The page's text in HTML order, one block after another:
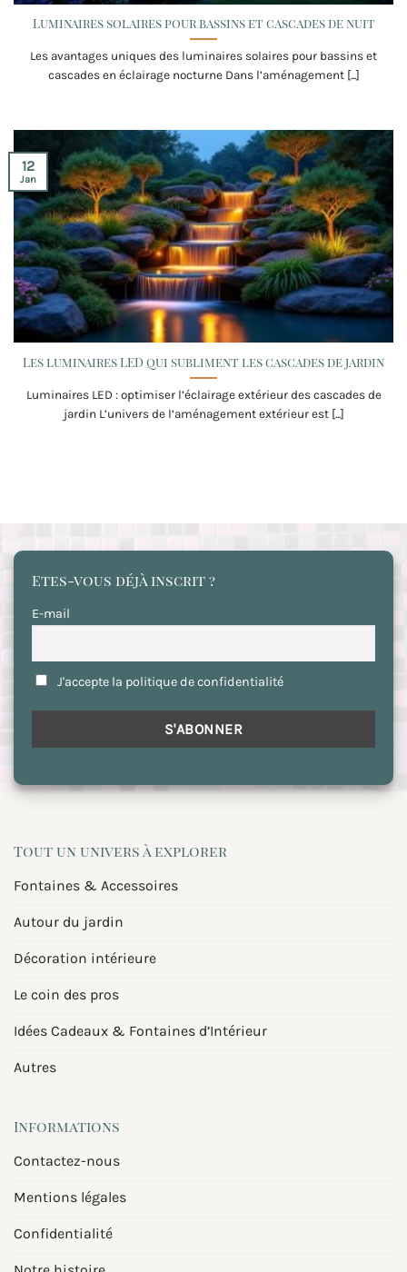
Luminaires solaires pour bassins et cascades de nuit
Les avantages uniques des luminaires solaires pour bassins et
cascades en éclairage nocturne Dans l’aménagement [...]
Les luminaires LED qui subliment les cascades de jardin
Luminaires LED : optimiser l’éclairage extérieur des cascades de
jardin L’univers de l’aménagement extérieur est [...]
12
Jan
Etes-vous déjà inscrit ?
E-mail
J'accepte la politique de confidentialité
Tout un univers à explorer
Fontaines & Accessoires
Autour du jardin
Décoration intérieure
Le coin des pros
Idées Cadeaux & Fontaines d’Intérieur
Autres
Informations
Contactez-nous
Mentions légales
Confidentialité